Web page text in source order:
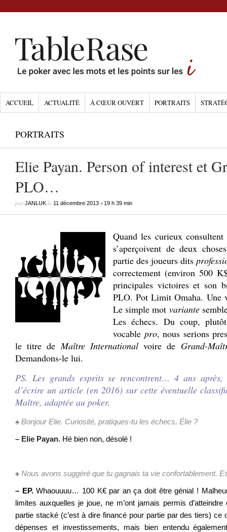
ACCUEIL ACTUALITÉ À CŒUR OUVERT PORTRAITS
PORTRAITS
Elie Payan. Person of interest et
PLO…
parJANLUK le 11 décembre 2013 • 19 h 39 min
Quand les curieux
s’aperçoivent de deux
partie des joueurs dits
correctement (environ 500
principales victoires et son
PLO. Pot Limit Omaha. Une
Le simple mot variante
Les échecs. Du coup,
vocable pro, nous serions
le titre deMaître Internationalvoire de Grand-
Demandons-le lui.
PS. Les grands esprits se rencontrent… 4 ans après,
d’écrire un article (en 2016) sur cette éventuelle
Maître, adaptée au poker.
♠ Bonjour Elie. Curiosité, pratiques-tu les échecs, Élie ?
– Elie Payan. Hé bien non, désolé !
♠ Nous avons suggéré que tu gagnais ta vie confortablement.
– EP.Whaouuuu… 100 K€ par an ça doit être génial !
limites auxquelles je joue, ne m’ont jamais permis
partie stacké (c’est à dire financé pour partie par des tiers) ce
dépenses et investissements, mais bien entendu